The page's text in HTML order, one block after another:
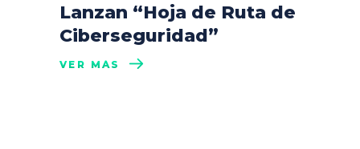
Lanzan “Hoja de Ruta de
Ciberseguridad”
VER MÁS